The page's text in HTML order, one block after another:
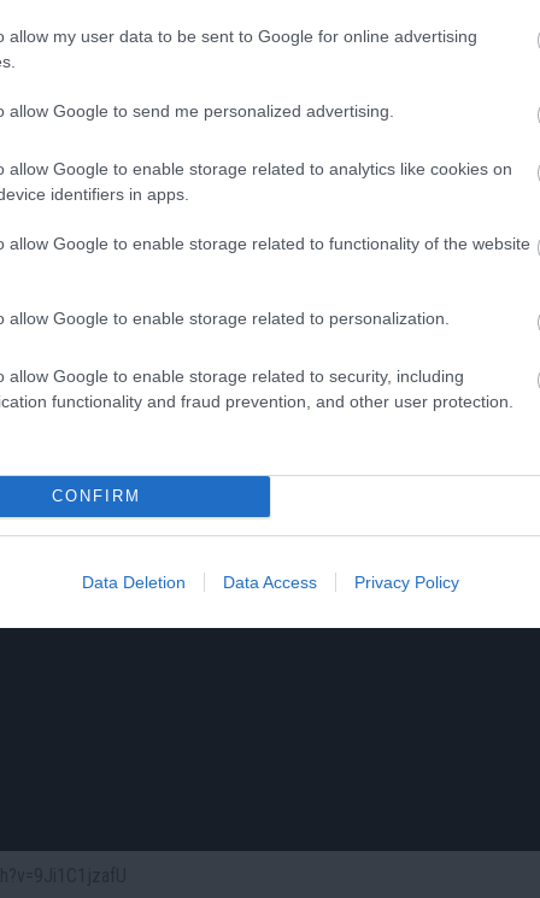
allow my user data to be sent to Google for online advertising
allow Google to send me personalized advertising.
allow Google to enable storage related to analytics like cookies on
identifiers in apps.
allow Google to enable storage related to functionality of the website
allow Google to enable storage related to personalization.
allow Google to enable storage related to security, including
functionality and fraud prevention, and other user protection.
CONFIRM
Data Deletion Data Access Privacy Policy
Stop Eating
Worms Come Out Of
More